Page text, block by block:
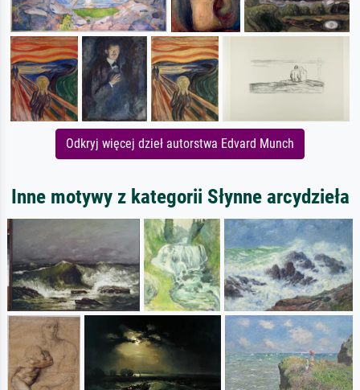
Odkryj więcej dzieł autorstwa Edvard Munch
Inne motywy z kategorii Słynne arcydzieła